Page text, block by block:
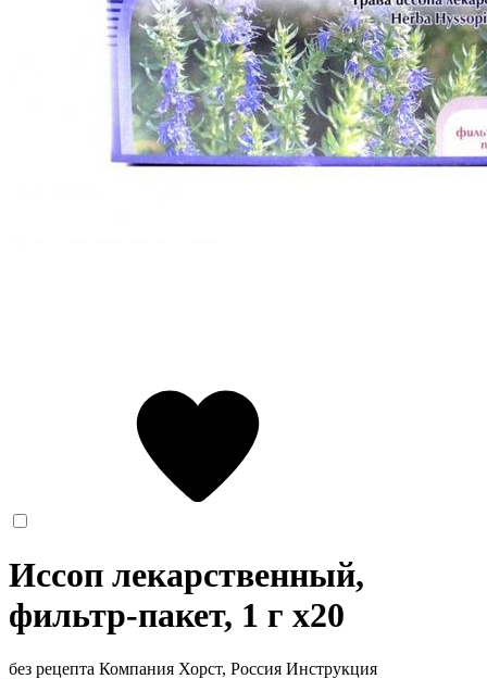
Иссоп лекарственный,
фильтр-пакет, 1 г x20
без рецепта Компания Хорст, Россия Инструкция